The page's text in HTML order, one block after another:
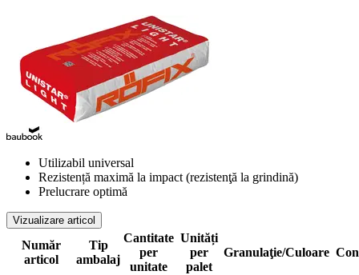
Utilizabil universal
Rezistență maximă la impact (rezistenţă la grindină)
Prelucrare optimă
Vizualizare articol
Număr
articol
Tip
ambalaj
Cantitate
per
unitate
Unități
per
palet
Granulaţie/Culoare